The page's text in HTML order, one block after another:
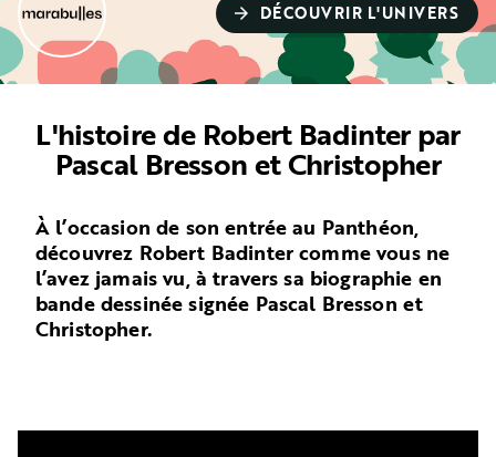
arrow_forward DÉCOUVRIR L'UNIVERS
L'histoire de Robert Badinter par
Pascal Bresson et Christopher
À l’occasion de son entrée au Panthéon,
découvrez Robert Badinter comme vous ne
l’avez jamais vu, à travers sa biographie en
bande dessinée signée Pascal Bresson et
Christopher.